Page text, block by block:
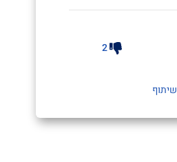
2
שיתוף